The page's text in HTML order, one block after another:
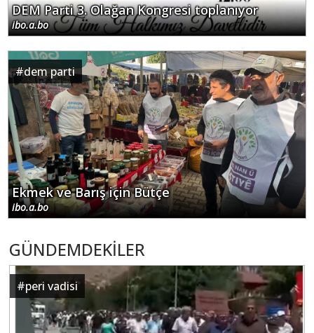
DEM Parti 3. Olağan Kongresi toplanıyor
ibo.a.bo
#dem parti
Ekmek ve Barış için Bütçe
ibo.a.bo
GÜNDEMDEKİLER
#peri vadisi